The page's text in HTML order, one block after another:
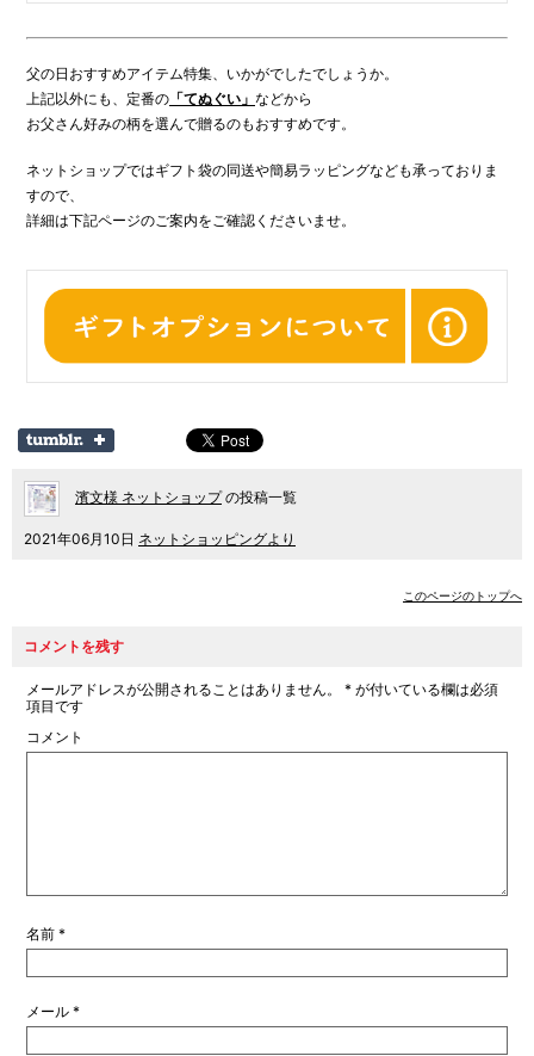
父の日おすすめアイテム特集、いかがでしたでしょうか。
上記以外にも、定番の 「てぬぐい」 などから
お父さん好みの柄を選んで贈るのもおすすめです。
ネットショップではギフト袋の同送や簡易ラッピングなども承っておりま
すので、
詳細は下記ページのご案内をご確認くださいませ。
濱文様 ネットショップの投稿一覧
2021年06月10日 ネットショッピングより
このページのトップへ
コメントを残す
メールアドレスが公開されることはありません。 * が付いている欄は必須
項目です
コメント
名前 *
メール *